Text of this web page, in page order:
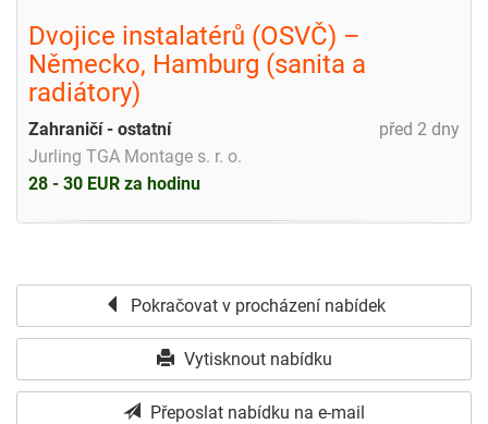
Dvojice instalatérů (OSVČ) –
Německo, Hamburg (sanita a
radiátory)
před 2 dny
Zahraničí - ostatní
Jurling TGA Montage s. r. o.
28 - 30 EUR za hodinu
Pokračovat v procházení nabídek
Vytisknout nabídku
Přeposlat nabídku na e-mail